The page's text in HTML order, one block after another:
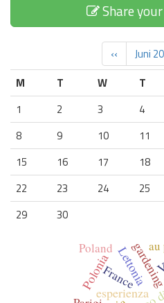
Share
‹‹ Juni
M
T W T
1
2 3 4
8
9 10 11
15
16 17 18
22
23 24 25
29
30
esperienza
Lettonia
Polonia
au
France
Poland